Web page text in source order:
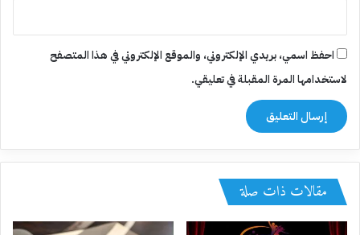
احفظ اسمي، بريدي الإلكتروني، والموقع الإلكتروني في هذا المتصفح
لاستخدامها المرة المقبلة في تعليقي.
مقالات ذات صلة